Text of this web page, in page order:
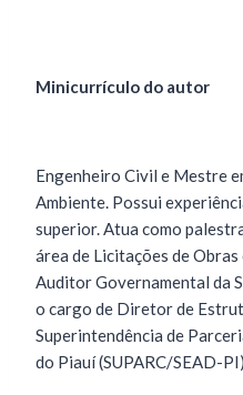
Minicurrículo do autor
Engenheiro Civil e Mestre
Ambiente. Possui
superior. Atua como
área de Licitações de
Auditor Governamental da
o cargo de Diretor de
Superintendência de
do Piauí (SUPARC/SEAD-